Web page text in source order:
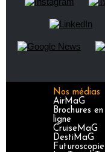
Nos médias
AirMaG
Brochures en
ligne
CruiseMaG
DestiMaG
Futuroscopie